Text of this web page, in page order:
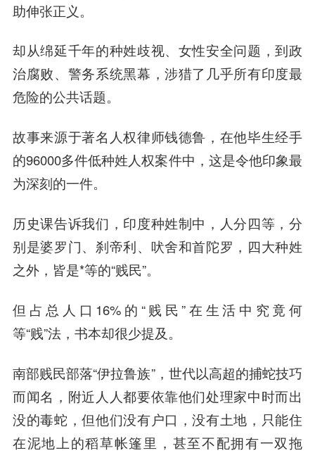
助伸张正义。
却从绵延千年的种姓歧视、女性安全问题，到政
治腐败、警务系统黑幕，涉猎了几乎所有印度最
危险的公共话题。
故事来源于著名人权律师钱德鲁，在他毕生经手
的96000多件低种姓人权案件中，这是令他印象最
为深刻的一件。
历史课告诉我们，印度种姓制中，人分四等，分
别是婆罗门、刹帝利、吠舍和首陀罗，四大种姓
之外，皆是*等的“贱民”。
但占总人口16%的“贱民”在生活中究竟何
等“贱”法，书本却很少提及。
南部贱民部落“伊拉鲁族”，世代以高超的捕蛇技巧
而闻名，附近人人都要依靠他们处理家中时而出
没的毒蛇，但他们没有户口，没有土地，只能住
在泥地上的稻草帐篷里，甚至不配拥有一双拖